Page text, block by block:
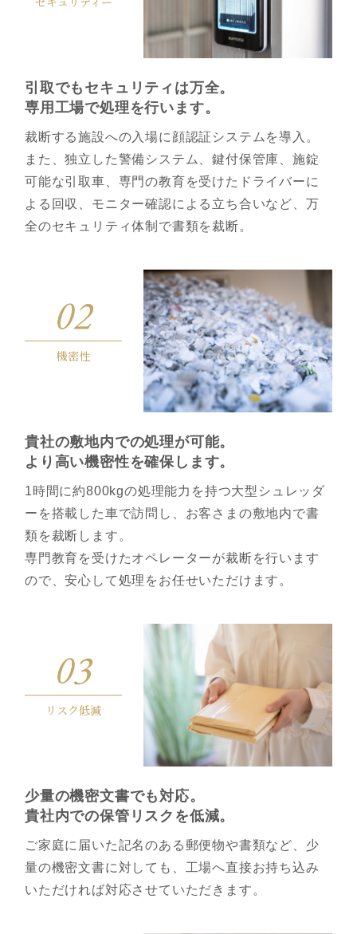
引取でもセキュリティは万全。
専⽤⼯場で処理を⾏います。
裁断する施設への入場に顔認証システムを導入。
また、独立した警備システム、鍵付保管庫、施錠
可能な引取車、専門の教育を受けたドライバーに
よる回収、モニター確認による立ち合いなど、万
全のセキュリティ体制で書類を裁断。
機密性
貴社の敷地内での処理が可能。
より⾼い機密性を確保します。
1時間に約800kgの処理能力を持つ大型シュレッダ
ーを搭載した車で訪問し、お客さまの敷地内で書
類を裁断します。
専門教育を受けたオペレーターが裁断を行います
ので、安心して処理をお任せいただけます。
リスク低減
少量の機密⽂書でも対応。
貴社内での保管リスクを低減。
ご家庭に届いた記名のある郵便物や書類など、少
量の機密文書に対しても、工場へ直接お持ち込み
いただければ対応させていただきます。